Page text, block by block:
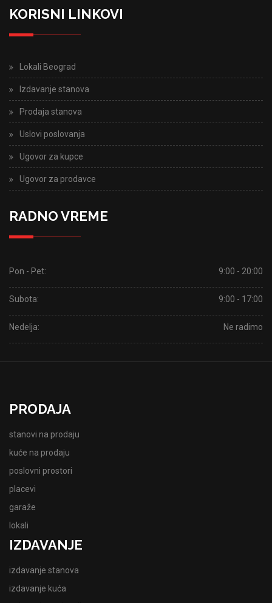
KORISNI LINKOVI
Lokali Beograd
Izdavanje stanova
Prodaja stanova
Uslovi poslovanja
Ugovor za kupce
Ugovor za prodavce
RADNO VREME
Pon - Pet: 9:00 - 20:00
Subota: 9:00 - 17:00
Nedelja: Ne radimo
PRODAJA
stanovi na prodaju
kuće na prodaju
poslovni prostori
placevi
garaže
lokali
IZDAVANJE
izdavanje stanova
izdavanje kuća